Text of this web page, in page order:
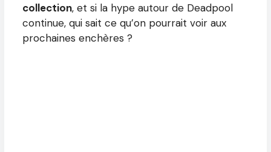
collection, et si la hype autour de Deadpool
continue, qui sait ce qu’on pourrait voir aux
prochaines enchères ?